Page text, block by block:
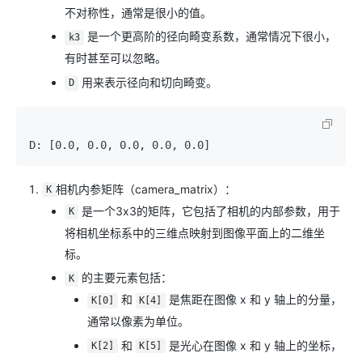
不对称性，通常是很小的值。
k3
是一个更高阶的径向畸变系数，通常情况下很小，
有时甚至可以忽略。
D 用来表示径向和切向畸变。
K 相机内参矩阵（camera_matrix）：
K
是一个3x3的矩阵，它包括了相机的内部参数，用于
将相机坐标系中的三维点映射到图像平面上的二维坐
标。
K 的主要元素包括：
K[0] 和 K[4]
是焦距在图像 x 和 y 轴上的分量，
通常以像素为单位。
K[2] 和 K[5]
是光心在图像 x 和 y 轴上的坐标，